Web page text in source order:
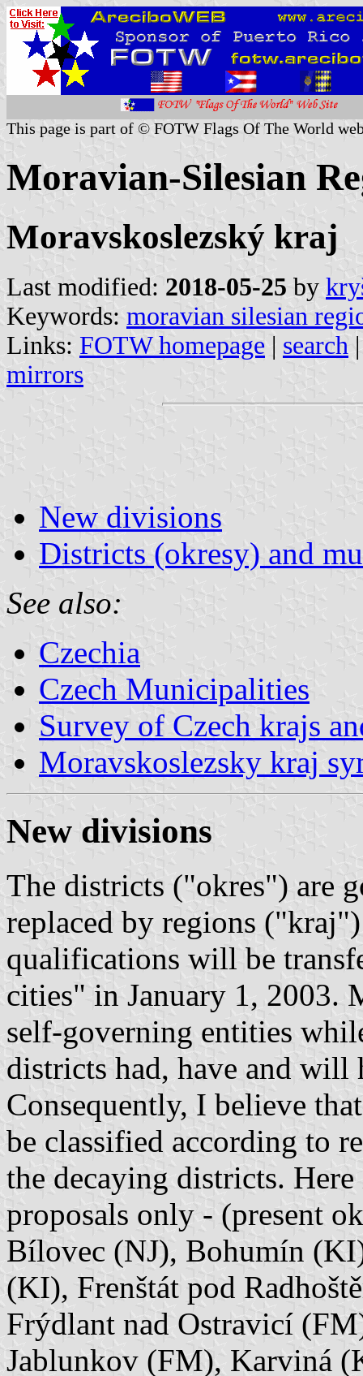
This page is part of © FOTW Flags Of The World
Moravian-Silesian
Moravskoslezský kraj
Last modified: 2018-05-25 by
Keywords: moravian silesian
Links: FOTW homepage | search
mirrors
New divisions
Districts (okresy) and
See also:
Czechia
Czech Municipalities
Survey of Czech krajs
Moravskoslezsky kraj
New divisions
The districts ("okres") are
replaced by regions
qualifications will be
cities" in January 1, 2003.
self-governing entities
districts had, have and
Consequently, I believe
be classified according to
the decaying districts.
proposals only - (present
Bílovec (NJ), Bohumín
(KI), Frenštát pod
Frýdlant nad Ostravicí
Jablunkov (FM), Karviná